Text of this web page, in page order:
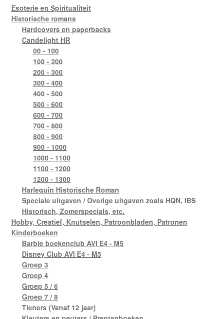
Esoterie en Spiritualiteit
Historische romans
Hardcovers en paperbacks
Candelight HR
00 - 100
100 - 200
200 - 300
300 - 400
400 - 500
500 - 600
600 - 700
700 - 800
800 - 900
900 - 1000
1000 - 1100
1100 - 1200
1200 - 1300
Harlequin Historische Roman
Speciale uitgaven / Overige uitgaven zoals HQN, IBS
Historisch, Zomerspecials, etc.
Hobby, Creatief, Knutselen, Patroonbladen, Patronen
Kinderboeken
Barbie boekenclub AVI E4 - M5
Disney Club AVI E4 - M5
Groep 3
Groep 4
Groep 5 / 6
Groep 7 / 8
Tieners (Vanaf 12 jaar)